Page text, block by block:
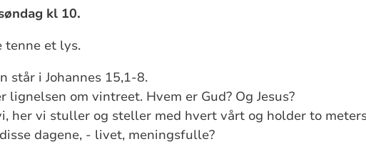
kl 10.
tenne et lys.
står i Johannes 15,1-8.
lignelsen om vintreet. Hvem er Gud? Og Jesus?
her vi stuller og steller med hvert vårt og holder to
dagene, - livet, meningsfulle?